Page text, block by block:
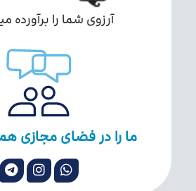
آرزوی شما را برآورده
ما را در فضای مجازی